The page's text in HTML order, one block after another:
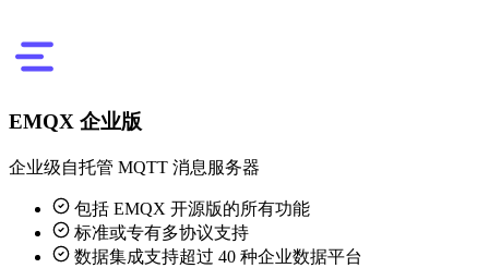
EMQX 企业版
企业级自托管 MQTT 消息服务器
包括 EMQX 开源版的所有功能
标准或专有多协议支持
数据集成支持超过 40 种企业数据平台